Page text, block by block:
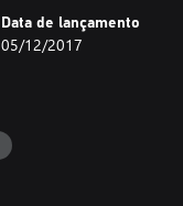
Data de lançamento
05/12/2017